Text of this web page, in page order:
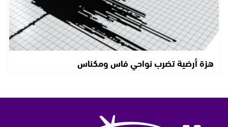
هزة أرضية تضرب نواحي فاس ومكناس